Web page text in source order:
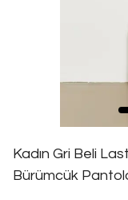
Kadın Gri Beli
Bürümcük